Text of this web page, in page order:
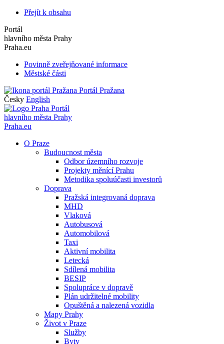
Přejít k obsahu
Portál
hlavního města Prahy
Praha.eu
Povinně zveřejňované informace
Městské části
Portál Pražana
Česky English
Portál
hlavního města Prahy
Praha.eu
O Praze
Budoucnost města
Odbor územního rozvoje
Projekty měnící Prahu
Metodika spoluúčasti investorů
Doprava
Pražská integrovaná doprava
MHD
Vlaková
Autobusová
Automobilová
Taxi
Aktivní mobilita
Letecká
Sdílená mobilita
BESIP
Spolupráce v dopravě
Plán udržitelné mobility
Opuštěná a nalezená vozidla
Mapy Prahy
Život v Praze
Služby
Byty